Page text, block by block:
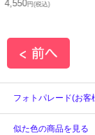
5,270円(税込)
フォトパレード(お客
似た色の商品を見る